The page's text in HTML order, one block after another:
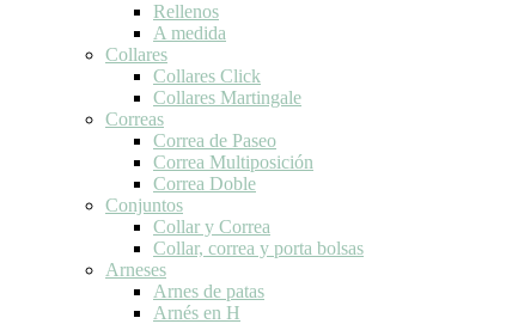
Rellenos
A medida
Collares
Collares Click
Collares Martingale
Correas
Correa de Paseo
Correa Multiposición
Correa Doble
Conjuntos
Collar y Correa
Collar, correa y porta bolsas
Arneses
Arnes de patas
Arnés en H